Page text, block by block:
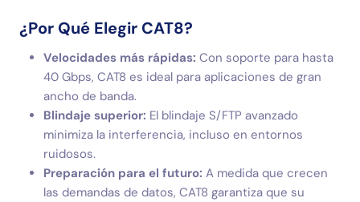
¿Por Qué Elegir CAT8?
Velocidades más rápidas: Con soporte para hasta
40 Gbps, CAT8 es ideal para aplicaciones de gran
ancho de banda.
Blindaje superior: El blindaje S/FTP avanzado
minimiza la interferencia, incluso en entornos
ruidosos.
Preparación para el futuro: A medida que crecen
las demandas de datos, CAT8 garantiza que su